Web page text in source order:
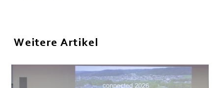
Weitere Artikel